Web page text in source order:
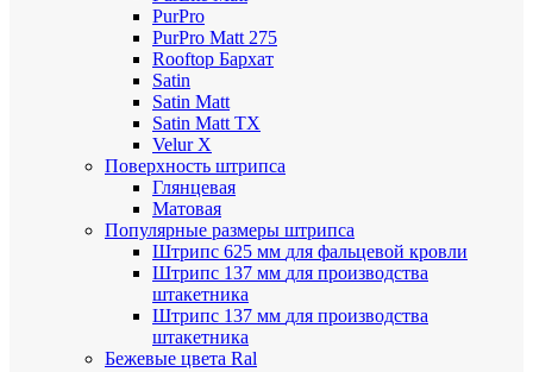
PurPro
PurPro Matt 275
Rooftop Бархат
Satin
Satin Мatt
Satin Matt TX
Velur X
Поверхность штрипса
Глянцевая
Матовая
Популярные размеры штрипса
Штрипс 625 мм для фальцевой кровли
Штрипс 137 мм для производства
штакетника
Штрипс 137 мм для производства
штакетника
Бежевые цвета Ral